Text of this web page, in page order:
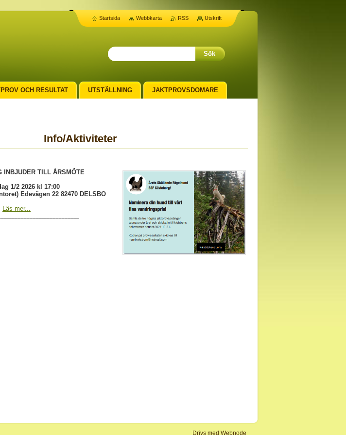
Info/Aktiviteter
INBJUDER TILL ÅRSMÖTE
1/2 2026 kl 17:00
Edevägen 22 82470 DELSBO
Läs mer...
OCH RESULTAT UTSTÄLLNING JAKTPROVSDOMARE
Startsida Webbkarta RSS Utskrift
Drivs med Webnode